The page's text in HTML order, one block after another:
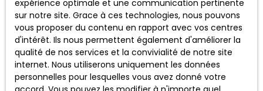
Propulsé par
expérience optimale et une communication pertinente
sur notre site. Grace à ces technologies, nous pouvons
vous proposer du contenu en rapport avec vos centres
d'intérêt. Ils nous permettent également d'améliorer la
qualité de nos services et la convivialité de notre site
internet. Nous utiliserons uniquement les données
personnelles pour lesquelles vous avez donné votre